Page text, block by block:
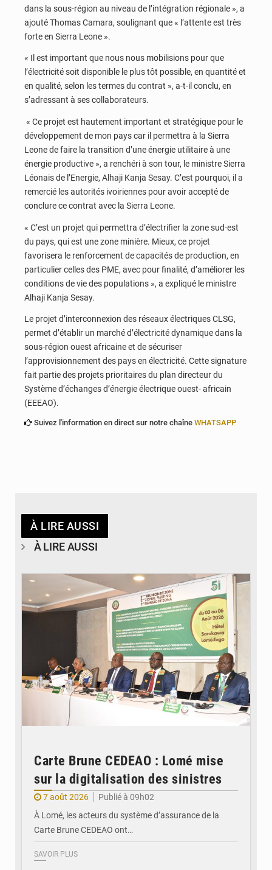
dans la sous-région au niveau de l’intégration régionale », a
ajouté Thomas Camara, soulignant que « l’attente est très
forte en Sierra Leone ».
« Il est important que nous nous mobilisions pour que
l’électricité soit disponible le plus tôt possible, en quantité et
en qualité, selon les termes du contrat », a-t-il conclu, en
s’adressant à ses collaborateurs.
« Ce projet est hautement important et stratégique pour le
développement de mon pays car il permettra à la Sierra
Leone de faire la transition d’une énergie utilitaire à une
énergie productive », a renchéri à son tour, le ministre Sierra
Léonais de l’Energie, Alhaji Kanja Sesay. C’est pourquoi, il a
remercié les autorités ivoiriennes pour avoir accepté de
conclure ce contrat avec la Sierra Leone.
« C’est un projet qui permettra d’électrifier la zone sud-est
du pays, qui est une zone minière. Mieux, ce projet
favorisera le renforcement de capacités de production, en
particulier celles des PME, avec pour finalité, d’améliorer les
conditions de vie des populations », a expliqué le ministre
Alhaji Kanja Sesay.
Le projet d’interconnexion des réseaux électriques CLSG,
permet d’établir un marché d’électricité dynamique dans la
sous-région ouest africaine et de sécuriser
l’approvisionnement des pays en électricité. Cette signature
fait partie des projets prioritaires du plan directeur du
Système d’échanges d’énergie électrique ouest- africain
(EEEAO).
Suivez l'information en direct sur notre chaîne WHATSAPP
À LIRE AUSSI
À LIRE AUSSI
Carte Brune CEDEAO : Lomé mise
sur la digitalisation des sinistres
7 août 2026
Publié à 09h02
À Lomé, les acteurs du système d’assurance de la
Carte Brune CEDEAO ont…
SAVOIR PLUS